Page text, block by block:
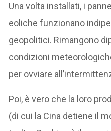
Una volta installati, i
eoliche funzionano
geopolitici. Rimangono
condizioni
per ovviare
Poi, è vero che la loro
(di cui la Cina detiene il